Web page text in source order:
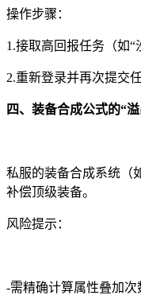
操作步骤：
1.接取高回报任务（如“
2.重新登录并再次提交
四、装备合成公式的“溢
私服的装备合成系统（
补偿顶级装备。
风险提示：
-需精确计算属性叠加次